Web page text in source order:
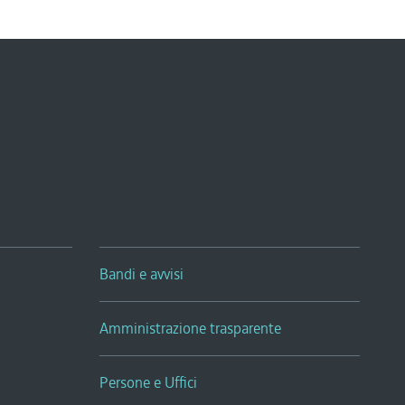
Bandi e avvisi
Amministrazione trasparente
Persone e Uffici